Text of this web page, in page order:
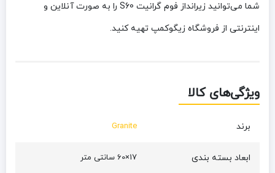
شما می‌توانید زیرانداز فوم گرانیت S60 را به صورت آنلاین و
اینترنتی از فروشگاه زیگوکمپ تهیه کنید.
ویژگی‌های کالا
برند Granite
ابعاد بسته بندی 17×60 سانتی متر